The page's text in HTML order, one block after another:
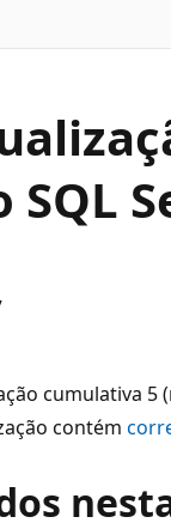
cumulativa 5
contém